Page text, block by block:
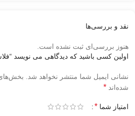
نقد و بررسی‌ها
هنوز بررسی‌ای ثبت نشده است.
اولین کسی باشید که دیدگاهی می نویسد
نشانی ایمیل شما منتشر نخواهد شد.
بخش‌های
شده‌اند *
امتیاز شما *